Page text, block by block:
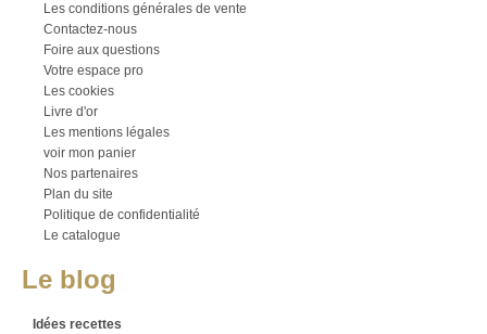
Les conditions générales de vente
Contactez-nous
Foire aux questions
Votre espace pro
Les cookies
Livre d'or
Les mentions légales
voir mon panier
Nos partenaires
Plan du site
Politique de confidentialité
Le catalogue
Le blog
Idées recettes